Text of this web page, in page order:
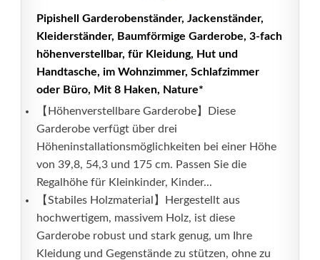
Pipishell Garderobenständer, Jackenständer,
Kleiderständer, Baumförmige Garderobe, 3-fach
höhenverstellbar, für Kleidung, Hut und
Handtasche, im Wohnzimmer, Schlafzimmer
oder Büro, Mit 8 Haken, Nature*
【Höhenverstellbare Garderobe】Diese
Garderobe verfügt über drei
Höheninstallationsmöglichkeiten bei einer Höhe
von 39,8, 54,3 und 175 cm. Passen Sie die
Regalhöhe für Kleinkinder, Kinder...
【Stabiles Holzmaterial】Hergestellt aus
hochwertigem, massivem Holz, ist diese
Garderobe robust und stark genug, um Ihre
Kleidung und Gegenstände zu stützen, ohne zu